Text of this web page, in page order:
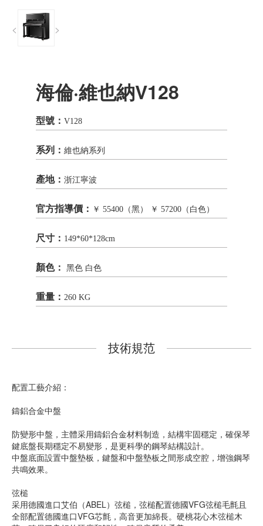
< >
海倫·維也納V128
型號： V128
系列： 維也納系列
產地： 浙江寧波
官方指導價： ￥ 55400（黑） ￥ 57200（白色）
尺寸： 149*60*128cm
顏色： 黑色 白色
重量： 260 KG
技術規范
配置工藝介紹：
鑄鋁合金中盤
防變形中盤，主體采用鑄鋁合金材料制造，結構牢固穩定，確保琴
鍵底盤長期穩定不易變形，是更科學的鋼琴結構設計。
中盤底面設置中盤墊板，鍵盤和中盤墊板之間形成空腔，增強鋼琴
共鳴效果。
弦槌
采用德國進口艾伯（ABEL）弦槌，弦槌配置德國VFG弦槌毛氈且
全部配置德國進口VFG芯氈，高音更加綿長。硬桃花心木弦槌木